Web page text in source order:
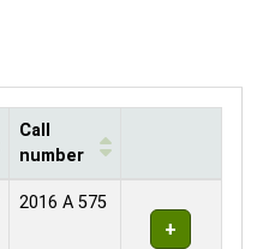
Call
number
2016 A 575